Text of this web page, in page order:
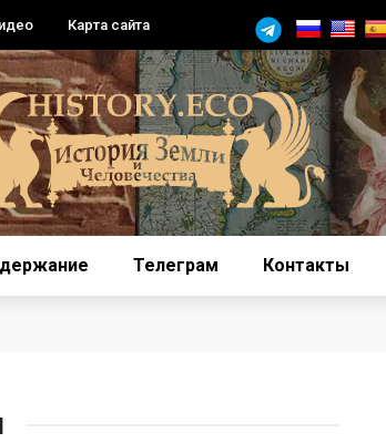
Карта сайта
Телеграм Контакты